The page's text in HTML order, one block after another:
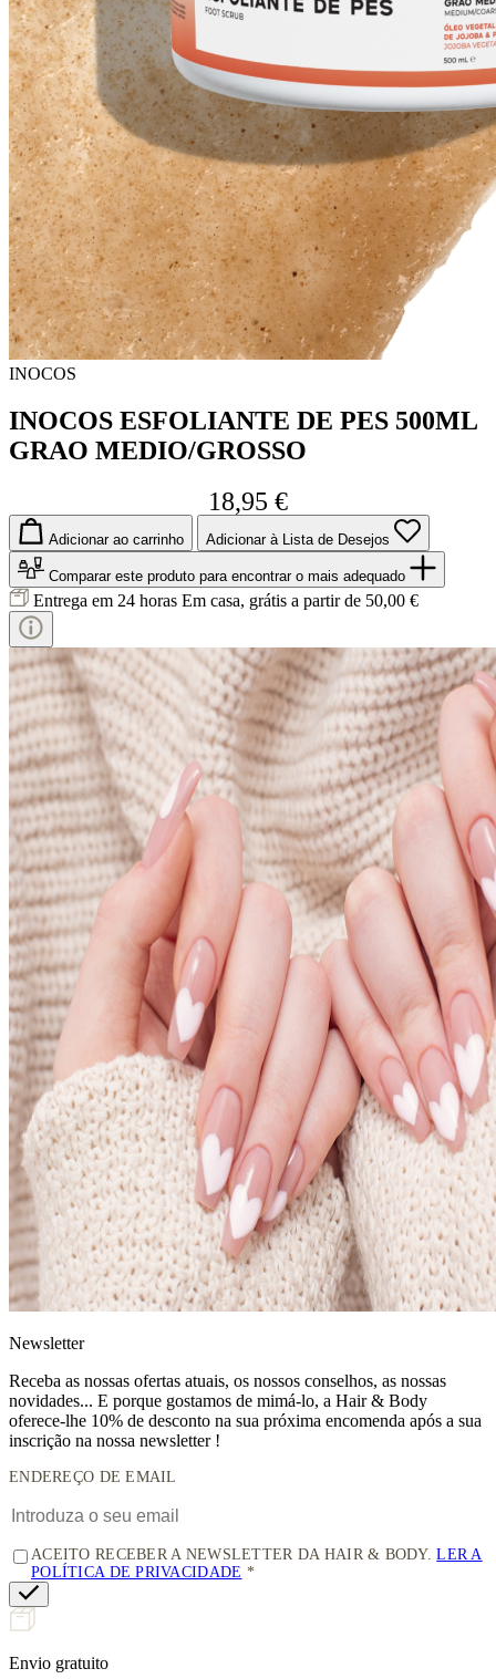
INOCOS
INOCOS ESFOLIANTE DE PES 500ML
GRAO MEDIO/GROSSO
18,95 €
Adicionar ao carrinho Adicionar à Lista de Desejos
Comparar este produto para encontrar o mais adequado
Entrega em 24 horas Em casa, grátis a partir de 50,00 €
Newsletter
Receba as nossas ofertas atuais, os nossos conselhos, as nossas
novidades... E porque gostamos de mimá-lo, a Hair & Body
oferece-lhe 10% de desconto na sua próxima encomenda após a sua
inscrição na nossa newsletter !
ENDEREÇO DE EMAIL
ACEITO RECEBER A NEWSLETTER DA HAIR & BODY.LER A
POLÍTICA DE PRIVACIDADE
Envio gratuito